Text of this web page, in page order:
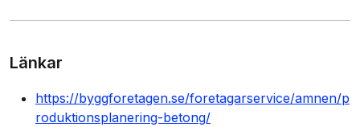
Länkar
https://byggforetagen.se/foretagarservice/amnen/p
roduktionsplanering-betong/